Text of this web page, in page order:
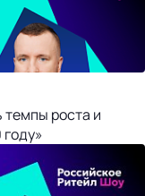
темпы роста и